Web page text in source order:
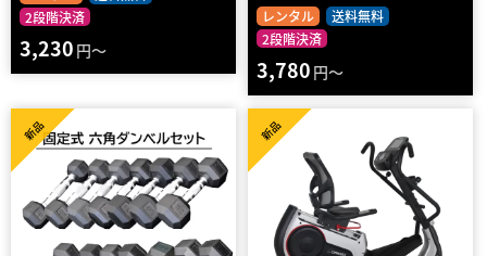
2段階決済
3,230 円～
レンタル
送料無料
2段階決済
3,780 円～
新品 新品